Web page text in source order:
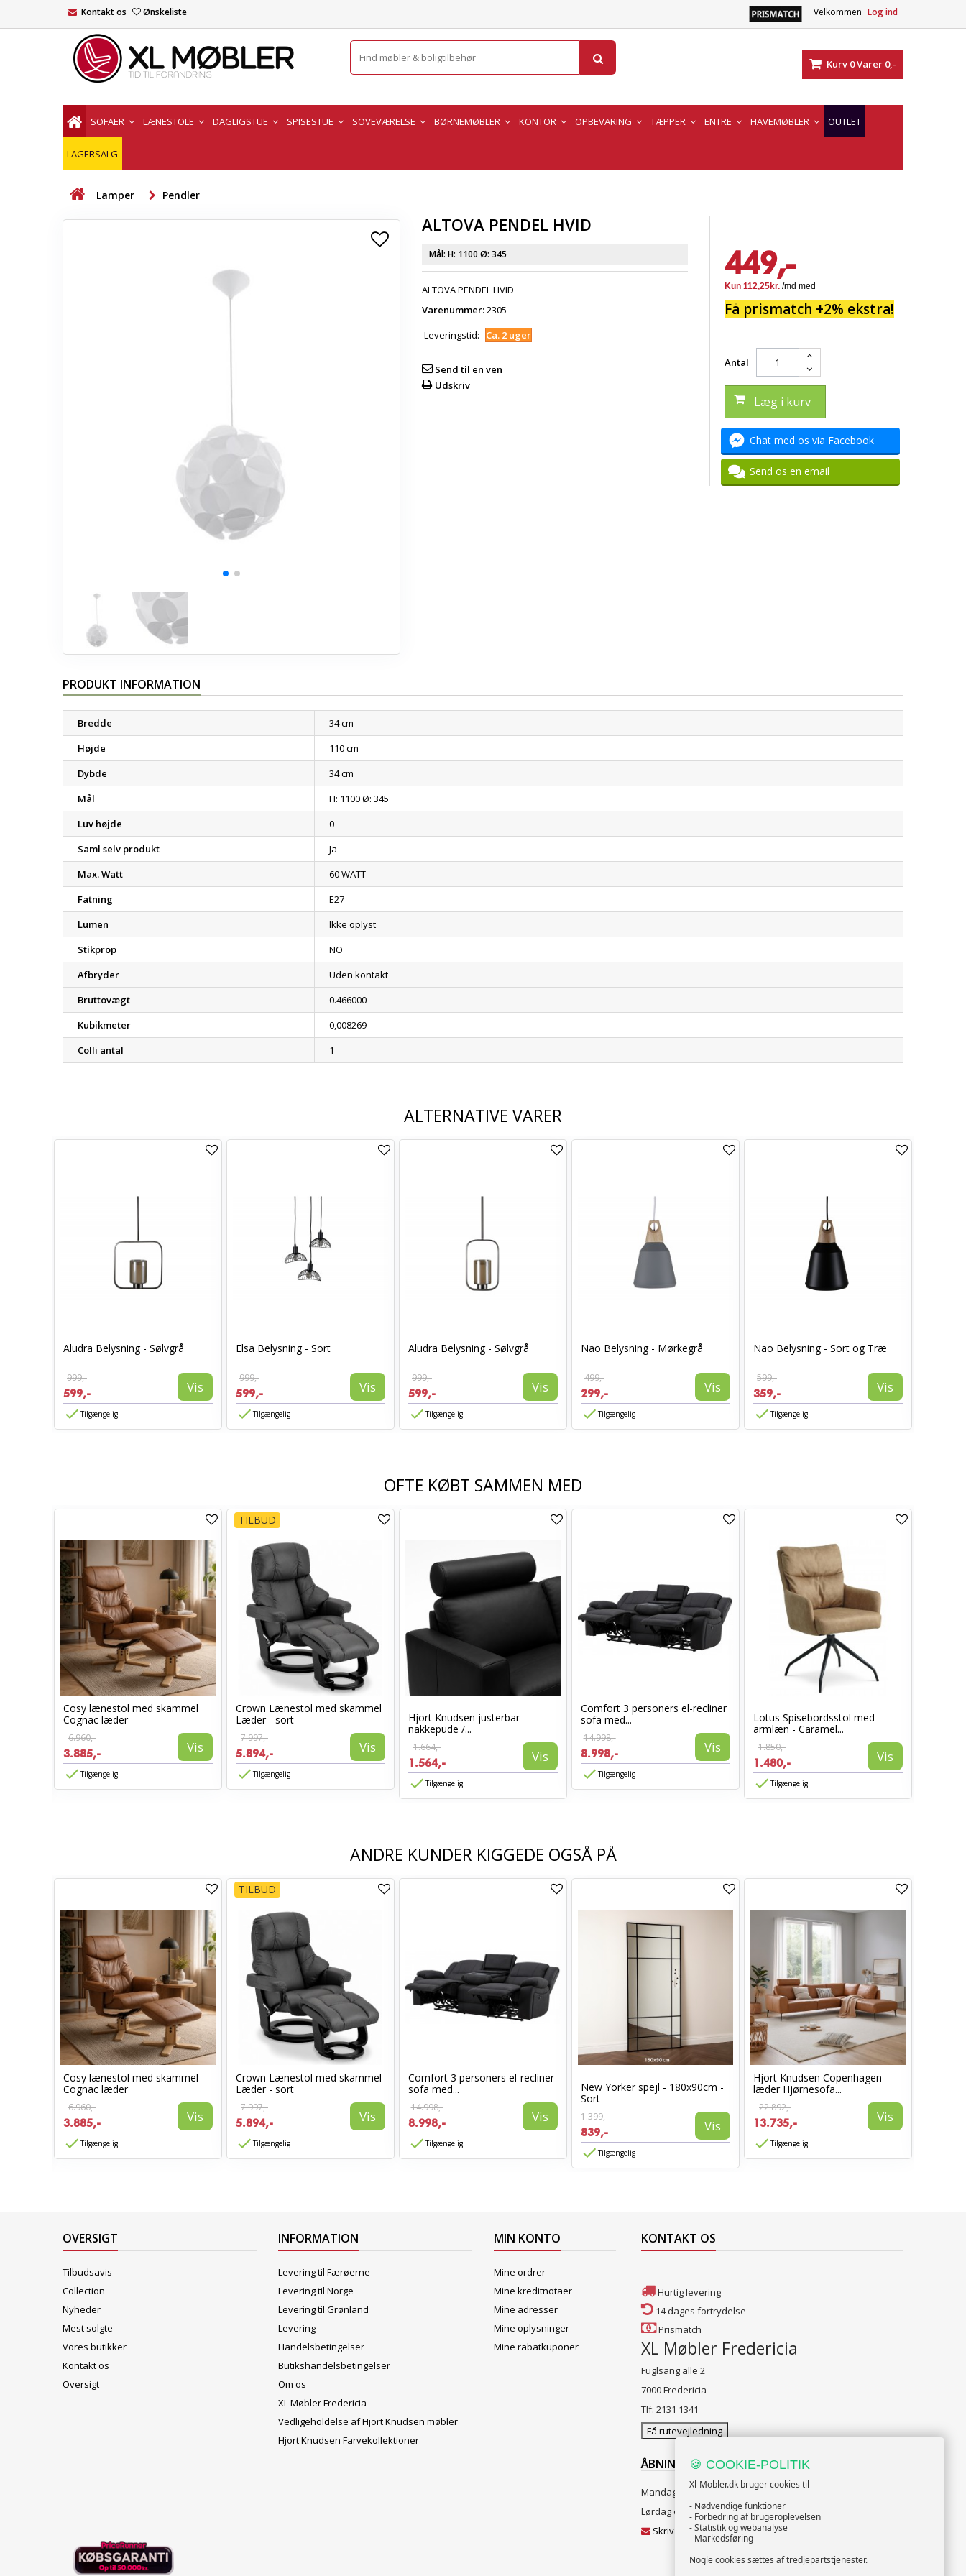
Velkommen Log ind
Kontakt os Ønskeliste
Kurv 0Varer 0,-
SOFAER LÆNESTOLE DAGLIGSTUE SPISESTUE SOVEVÆRELSE BØRNEMØBLER KONTOR OPBEVARING TÆPPER ENTRE HAVEMØBLER OUTLET
LAGERSALG
Lamper Pendler
ALTOVA PENDEL HVID
Mål: H: 1100 Ø: 345
ALTOVA PENDEL HVID
Varenummer:2305
Leveringstid:
Ca. 2 uger
Send til en ven
Udskriv
449,-
Få prismatch +2% ekstra!
Antal
Læg i kurv
Chat med os via Facebook
Send os en email
PRODUKT INFORMATION
Bredde
34 cm
Højde
110 cm
Dybde
34 cm
Mål
H: 1100 Ø: 345
Luv højde
0
Saml selv produkt
Ja
Max. Watt
60 WATT
Fatning
E27
Lumen
Ikke oplyst
Stikprop
NO
Afbryder
Uden kontakt
Bruttovægt
0.466000
Kubikmeter
0,008269
Colli antal
1
ALTERNATIVE VARER
Aludra Belysning - Sølvgrå
999,-
599,- Vis
Tilgængelig
Elsa Belysning - Sort
999,-
599,- Vis
Tilgængelig
Aludra Belysning - Sølvgrå
999,-
599,- Vis
Tilgængelig
Nao Belysning - Mørkegrå
499,-
299,- Vis
Tilgængelig
Nao Belysning - Sort og Træ
599,-
359,- Vis
Tilgængelig
OFTE KØBT SAMMEN MED
Cosy lænestol med skammel
Cognac læder
6.960,-
3.885,- Vis
Tilgængelig
TILBUD
Crown Lænestol med skammel
Læder - sort
7.997,-
5.894,- Vis
Tilgængelig
Hjort Knudsen justerbar
nakkepude /...
1.664,-
1.564,- Vis
Tilgængelig
Comfort 3 personers el-recliner
sofa med...
14.998,-
8.998,- Vis
Tilgængelig
Lotus Spisebordsstol med
armlæn - Caramel...
1.850,-
1.480,- Vis
Tilgængelig
ANDRE KUNDER KIGGEDE OGSÅ PÅ
Cosy lænestol med skammel
Cognac læder
6.960,-
3.885,- Vis
Tilgængelig
TILBUD
Crown Lænestol med skammel
Læder - sort
7.997,-
5.894,- Vis
Tilgængelig
Comfort 3 personers el-recliner
sofa med...
14.998,-
8.998,- Vis
Tilgængelig
New Yorker spejl - 180x90cm -
Sort
1.399,-
839,- Vis
Tilgængelig
Hjort Knudsen Copenhagen
læder Hjørnesofa...
22.892,-
13.735,- Vis
Tilgængelig
OVERSIGT
Tilbudsavis
Collection
Nyheder
Mest solgte
Vores butikker
Kontakt os
Oversigt
INFORMATION
Levering til Færøerne
Levering til Norge
Levering til Grønland
Levering
Handelsbetingelser
Butikshandelsbetingelser
Om os
XL Møbler Fredericia
Vedligeholdelse af Hjort Knudsen møbler
Hjort Knudsen Farvekollektioner
MIN KONTO
Mine ordrer
Mine kreditnotaer
Mine adresser
Mine oplysninger
Mine rabatkuponer
KONTAKT OS
Hurtig levering
14 dages fortrydelse
Prismatch
XL Møbler Fredericia
Fuglsang alle 2
7000 Fredericia
Tlf: 2131 1341
Få rutevejledning
ÅBNINGSTIDER:
Mandag til Fredag 10:00 til 18:00
Lørdag og Søndag 10:00 til 16:00
Skriv til vores kundeservice
🍪 COOKIE-POLITIK
Xl-Mobler.dk bruger cookies til
- Nødvendige funktioner
- Forbedring af brugeroplevelsen
- Statistik og webanalyse
- Markedsføring
Nogle cookies sættes af tredjepartstjenester.